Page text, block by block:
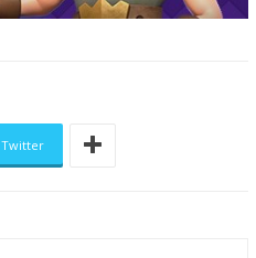
Twitter